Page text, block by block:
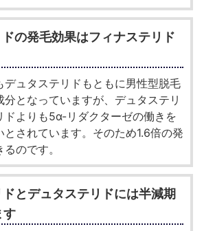
の発毛効果はフィナステリド
デュタステリドもともに男性型脱毛
となっていますが、デュタステリ
ドよりも5α-リダクターゼの働きを
とされています。そのため1.6倍の発
のです。
とデュタステリドには半減期
す